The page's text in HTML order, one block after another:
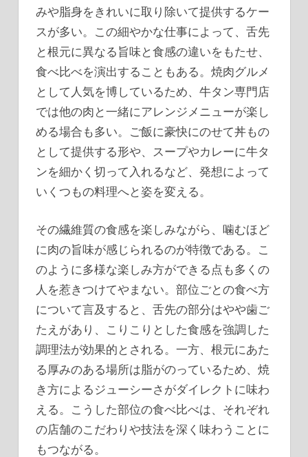
みや脂身をきれいに取り除いて提供するケー
スが多い。この細やかな仕事によって、舌先
と根元に異なる旨味と食感の違いをもたせ、
食べ比べを演出することもある。焼肉グルメ
として人気を博しているため、牛タン専門店
では他の肉と一緒にアレンジメニューが楽し
める場合も多い。ご飯に豪快にのせて丼もの
として提供する形や、スープやカレーに牛タ
ンを細かく切って入れるなど、発想によって
いくつもの料理へと姿を変える。
その繊維質の食感を楽しみながら、噛むほど
に肉の旨味が感じられるのが特徴である。こ
のように多様な楽しみ方ができる点も多くの
人を惹きつけてやまない。部位ごとの食べ方
について言及すると、舌先の部分はやや歯ご
たえがあり、こりこりとした食感を強調した
調理法が効果的とされる。一方、根元にあた
る厚みのある場所は脂がのっているため、焼
き方によるジューシーさがダイレクトに味わ
える。こうした部位の食べ比べは、それぞれ
の店舗のこだわりや技法を深く味わうことに
もつながる。